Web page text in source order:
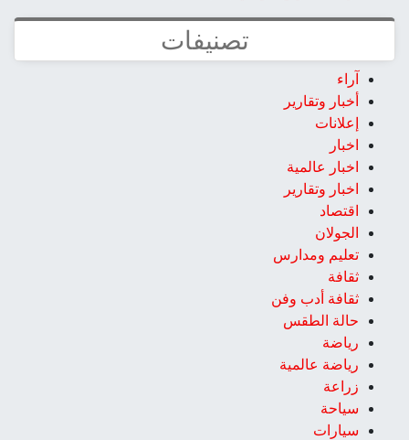
تصنيفات
آراء
أخبار وتقارير
إعلانات
اخبار
اخبار عالمية
اخبار وتقارير
اقتصاد
الجولان
تعليم ومدارس
ثقافة
ثقافة أدب وفن
حالة الطقس
رياضة
رياضة عالمية
زراعة
سياحة
سيارات